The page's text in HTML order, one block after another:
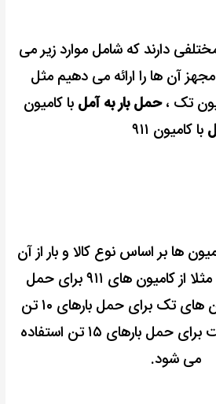
دارند که شامل موارد زیر می
آن ها را ارائه می دهیم مثل
تک ،حمل بار به آمل با کامیون
با کامیون ۹۱۱
ها بر اساس نوع کالا و بار از آن
ها استفاده می شود مثلا از کامیون های ۹۱۱ برای حمل
بارهای ۵ تن از کامیون های تک برای حمل بارهای ۱۰ تن
و از کامیون های جفت برای حمل بارهای ۱۵ تن استفاده
می شود.